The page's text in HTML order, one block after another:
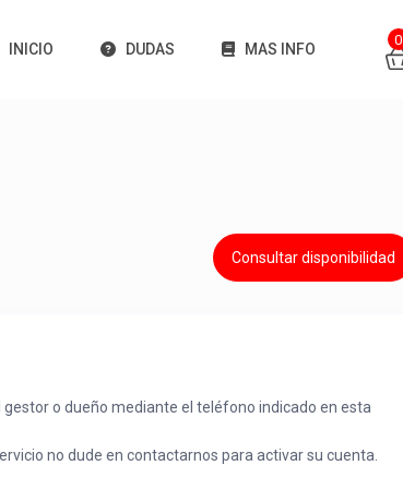
INICIO DUDAS MAS INFO
0
Consultar disponibilidad
o dueño mediante el teléfono indicado en esta
no dude en contactarnos para activar su cuenta.